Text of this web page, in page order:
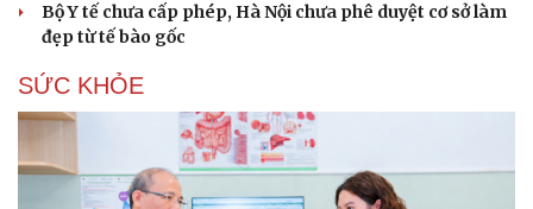
Bộ Y tế chưa cấp phép, Hà Nội chưa phê duyệt cơ sở làm
đẹp từ tế bào gốc
SỨC KHỎE